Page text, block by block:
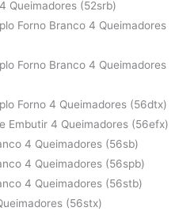
Queimadores (52srb)
Forno Branco 4 Queimadores
Forno Branco 4 Queimadores
Forno 4 Queimadores (56dtx)
Embutir 4 Queimadores (56efx)
4 Queimadores (56sb)
4 Queimadores (56spb)
4 Queimadores (56stb)
(56stx)